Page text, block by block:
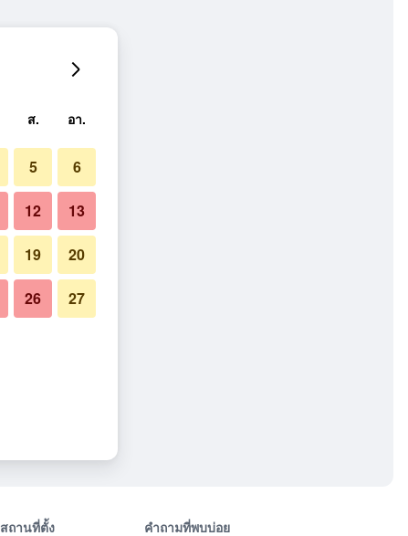
สถานที่ตั้ง คำถามที่พบบ่อย
ส. อา.
5 6
12 13
19 20
26 27